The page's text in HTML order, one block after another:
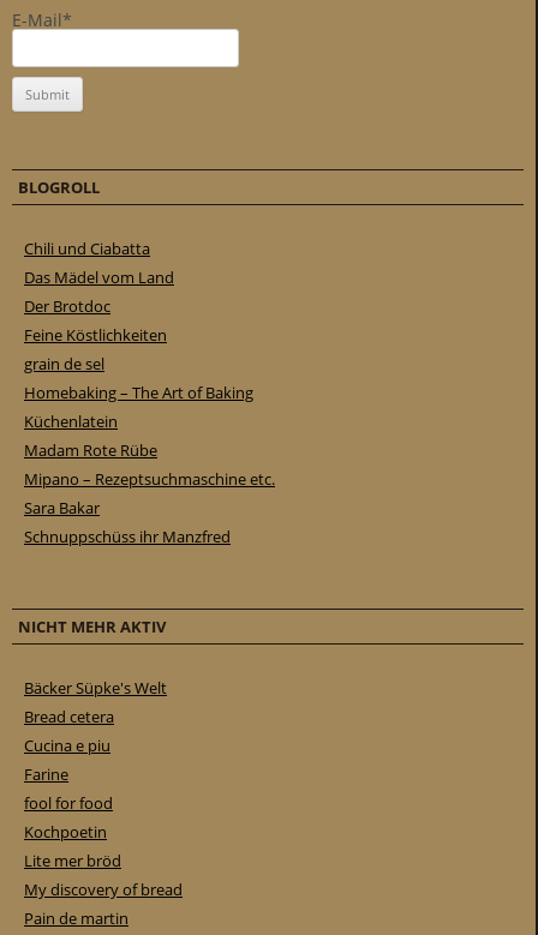
E-Mail*
BLOGROLL
Chili und Ciabatta
Das Mädel vom Land
Der Brotdoc
Feine Köstlichkeiten
grain de sel
Homebaking – The Art of Baking
Küchenlatein
Madam Rote Rübe
Mipano – Rezeptsuchmaschine etc.
Sara Bakar
Schnuppschüss ihr Manzfred
NICHT MEHR AKTIV
Bäcker Süpke's Welt
Bread cetera
Cucina e piu
Farine
fool for food
Kochpoetin
Lite mer bröd
My discovery of bread
Pain de martin